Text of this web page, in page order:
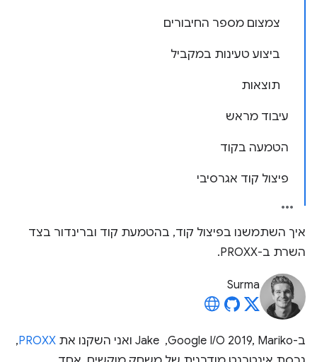
צמצום מספר החיבורים
ביצוע טעינות במקביל
תוצאות
עיבוד מראש
הטמעה בקוד
פיצול קוד אגרסיבי
איך השתמשנו בפיצול קוד, בהטמעת קוד וברינדור בצד
השרת ב-PROXX.
Surma
ב-Google I/O 2019, Mariko, ‏ Jake ואני השקנו את PROXX
,